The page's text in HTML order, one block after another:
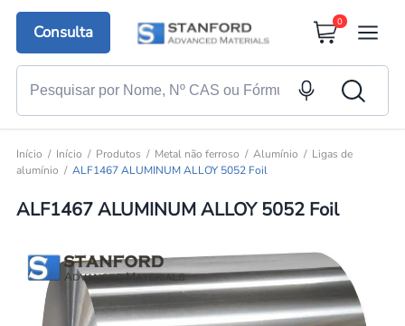
Consulta
0
Início Início Produtos Metal não ferroso Alumínio
Ligas de
alumínio
ALF1467 ALUMINUM ALLOY 5052 Foil
ALF1467 ALUMINUM ALLOY 5052 Foil